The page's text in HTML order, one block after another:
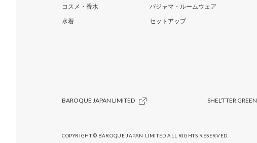
コスメ・香水
パジャマ・ルームウェア
水着
セットアップ
BAROQUE JAPAN LIMITED SHEL’TTER GREEN
COPYRIGHT © BAROQUE JAPAN LIMITED ALL RIGHTS RESERVED.